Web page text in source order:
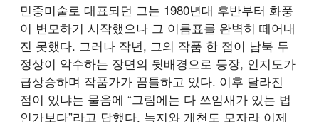
민중미술로 대표되던 그는 1980년대 후반부터 화풍
이 변모하기 시작했으나 그 이름표를 완벽히 떼어내
진 못했다. 그러나 작년, 그의 작품 한 점이 남북 두
정상이 악수하는 장면의 뒷배경으로 등장, 인지도가
급상승하며 작품가가 꿈틀하고 있다. 이후 달라진
점이 있냐는 물음에 “그림에는 다 쓰임새가 있는 법
인가보다”라고 답했다. 녹지와 개천도 모자라 이제